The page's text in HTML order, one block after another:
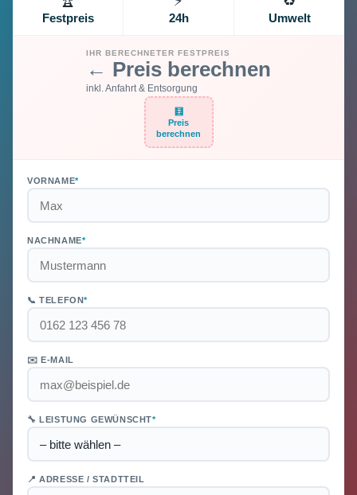
Festpreis 24h Umwelt
IHR BERECHNETER FESTPREIS
← Preis berechnen
inkl. Anfahrt & Entsorgung
🧮
Preis
berechnen
VORNAME*
NACHNAME*
📞 TELEFON*
✉️ E-MAIL
🔧 LEISTUNG GEWÜNSCHT*
📍 ADRESSE / STADTTEIL